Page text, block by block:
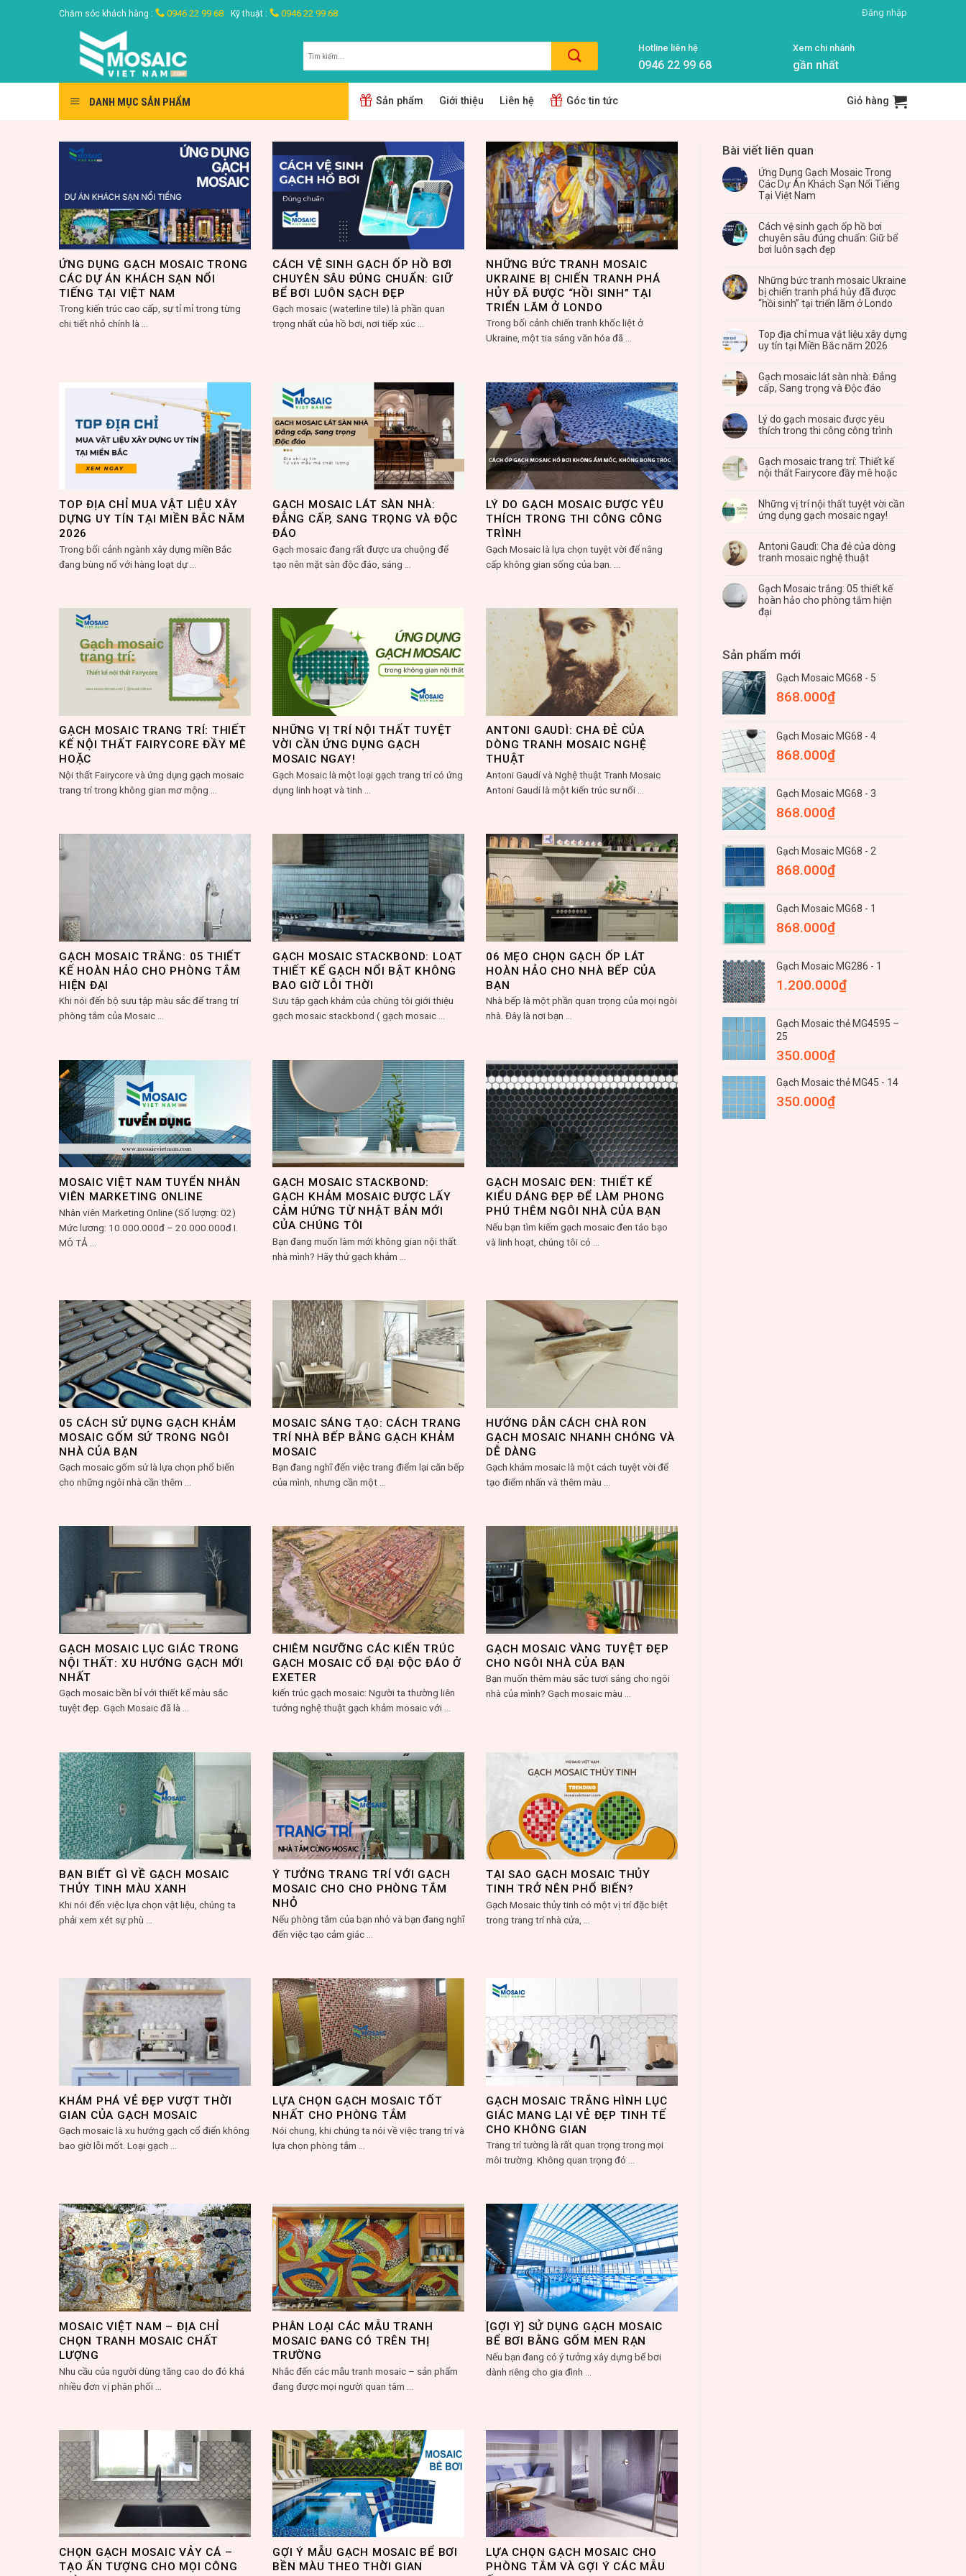
Chăm sóc khách hàng : 0946 22 99 68 Kỹ thuật : 0946 22 99 68 Đăng nhập
Hotline liên hệ
0946 22 99 68
Xem chi nhánh
gần nhất
DANH MỤC SẢN PHẨM Sản phẩm Giới thiệu Liên hệ Góc tin tức Giỏ hàng
ỨNG DỤNG GẠCH MOSAIC TRONG
CÁC DỰ ÁN KHÁCH SẠN NỔI
TIẾNG TẠI VIỆT NAM
Trong kiến trúc cao cấp, sự tỉ mỉ trong từng
chi tiết nhỏ chính là ...
CÁCH VỆ SINH GẠCH ỐP HỒ BƠI
CHUYÊN SÂU ĐÚNG CHUẨN: GIỮ
BỂ BƠI LUÔN SẠCH ĐẸP
Gạch mosaic (waterline tile) là phần quan
trọng nhất của hồ bơi, nơi tiếp xúc ...
NHỮNG BỨC TRANH MOSAIC
UKRAINE BỊ CHIẾN TRANH PHÁ
HỦY ĐÃ ĐƯỢC “HỒI SINH” TẠI
TRIỂN LÃM Ở LONDO
Trong bối cảnh chiến tranh khốc liệt ở
Ukraine, một tia sáng văn hóa đã ...
TOP ĐỊA CHỈ MUA VẬT LIỆU XÂY
DỰNG UY TÍN TẠI MIỀN BẮC NĂM
2026
Trong bối cảnh ngành xây dựng miền Bắc
đang bùng nổ với hàng loạt dự ...
GẠCH MOSAIC LÁT SÀN NHÀ:
ĐẲNG CẤP, SANG TRỌNG VÀ ĐỘC
ĐÁO
Gạch mosaic đang rất được ưa chuộng để
tạo nên mặt sàn độc đáo, sáng ...
LÝ DO GẠCH MOSAIC ĐƯỢC YÊU
THÍCH TRONG THI CÔNG CÔNG
TRÌNH
Gạch Mosaic là lựa chọn tuyệt vời để nâng
cấp không gian sống của bạn. ...
GẠCH MOSAIC TRANG TRÍ: THIẾT
KẾ NỘI THẤT FAIRYCORE ĐẦY MÊ
HOẶC
Nội thất Fairycore và ứng dụng gạch mosaic
trang trí trong không gian mơ mộng ...
NHỮNG VỊ TRÍ NỘI THẤT TUYỆT
VỜI CẦN ỨNG DỤNG GẠCH
MOSAIC NGAY!
Gạch Mosaic là một loại gạch trang trí có ứng
dụng linh hoạt và tinh ...
ANTONI GAUDÌ: CHA ĐẺ CỦA
DÒNG TRANH MOSAIC NGHỆ
THUẬT
Antoni Gaudí và Nghệ thuật Tranh Mosaic
Antoni Gaudí là một kiến trúc sư nổi ...
GẠCH MOSAIC TRẮNG: 05 THIẾT
KẾ HOÀN HẢO CHO PHÒNG TẮM
HIỆN ĐẠI
Khi nói đến bộ sưu tập màu sắc để trang trí
phòng tắm của Mosaic ...
GẠCH MOSAIC STACKBOND: LOẠT
THIẾT KẾ GẠCH NỔI BẬT KHÔNG
BAO GIỜ LỖI THỜI
Sưu tập gạch khảm của chúng tôi giới thiệu
gạch mosaic stackbond ( gạch mosaic ...
06 MẸO CHỌN GẠCH ỐP LÁT
HOÀN HẢO CHO NHÀ BẾP CỦA
BẠN
Nhà bếp là một phần quan trọng của mọi ngôi
nhà. Đây là nơi bạn ...
MOSAIC VIỆT NAM TUYỂN NHÂN
VIÊN MARKETING ONLINE
Nhân viên Marketing Online (Số lượng: 02)
Mức lương: 10.000.000đ – 20.000.000đ I.
MÔ TẢ ...
GẠCH MOSAIC STACKBOND:
GẠCH KHẢM MOSAIC ĐƯỢC LẤY
CẢM HỨNG TỪ NHẬT BẢN MỚI
CỦA CHÚNG TÔI
Bạn đang muốn làm mới không gian nội thất
nhà mình? Hãy thử gạch khảm ...
GẠCH MOSAIC ĐEN: THIẾT KẾ
KIỂU DÁNG ĐẸP ĐỂ LÀM PHONG
PHÚ THÊM NGÔI NHÀ CỦA BẠN
Nếu bạn tìm kiếm gạch mosaic đen táo bạo
và linh hoạt, chúng tôi có ...
05 CÁCH SỬ DỤNG GẠCH KHẢM
MOSAIC GỐM SỨ TRONG NGÔI
NHÀ CỦA BẠN
Gạch mosaic gốm sứ là lựa chọn phổ biến
cho những ngôi nhà cần thêm ...
MOSAIC SÁNG TẠO: CÁCH TRANG
TRÍ NHÀ BẾP BẰNG GẠCH KHẢM
MOSAIC
Bạn đang nghĩ đến việc trang điểm lại căn bếp
của mình, nhưng cần một ...
HƯỚNG DẪN CÁCH CHÀ RON
GẠCH MOSAIC NHANH CHÓNG VÀ
DỄ DÀNG
Gạch khảm mosaic là một cách tuyệt vời để
tạo điểm nhấn và thêm màu ...
GẠCH MOSAIC LỤC GIÁC TRONG
NỘI THẤT: XU HƯỚNG GẠCH MỚI
NHẤT
Gạch mosaic bền bỉ với thiết kế màu sắc
tuyệt đẹp. Gạch Mosaic đã là ...
CHIÊM NGƯỠNG CÁC KIẾN TRÚC
GẠCH MOSAIC CỔ ĐẠI ĐỘC ĐÁO Ở
EXETER
kiến trúc gạch mosaic: Người ta thường liên
tưởng nghệ thuật gạch khảm mosaic với ...
GẠCH MOSAIC VÀNG TUYỆT ĐẸP
CHO NGÔI NHÀ CỦA BẠN
Bạn muốn thêm màu sắc tươi sáng cho ngôi
nhà của mình? Gạch mosaic màu ...
BẠN BIẾT GÌ VỀ GẠCH MOSAIC
THỦY TINH MÀU XANH
Khi nói đến việc lựa chọn vật liệu, chúng ta
phải xem xét sự phù ...
Ý TƯỞNG TRANG TRÍ VỚI GẠCH
MOSAIC CHO CHO PHÒNG TẮM
NHỎ
Nếu phòng tắm của bạn nhỏ và bạn đang nghĩ
đến việc tạo cảm giác ...
TẠI SAO GẠCH MOSAIC THỦY
TINH TRỞ NÊN PHỔ BIẾN?
Gạch Mosaic thủy tinh có một vị trí đặc biệt
trong trang trí nhà cửa, ...
KHÁM PHÁ VẺ ĐẸP VƯỢT THỜI
GIAN CỦA GẠCH MOSAIC
Gạch mosaic là xu hướng gạch cổ điển không
bao giờ lỗi mốt. Loại gạch ...
LỰA CHỌN GẠCH MOSAIC TỐT
NHẤT CHO PHÒNG TẮM
Nói chung, khi chúng ta nói về việc trang trí và
lựa chọn phòng tắm ...
GẠCH MOSAIC TRẮNG HÌNH LỤC
GIÁC MANG LẠI VẺ ĐẸP TINH TẾ
CHO KHÔNG GIAN
Trang trí tường là rất quan trọng trong mọi
môi trường. Không quan trọng đó ...
MOSAIC VIỆT NAM – ĐỊA CHỈ
CHỌN TRANH MOSAIC CHẤT
LƯỢNG
Nhu cầu của người dùng tăng cao do đó khá
nhiều đơn vị phân phối ...
PHÂN LOẠI CÁC MẪU TRANH
MOSAIC ĐANG CÓ TRÊN THỊ
TRƯỜNG
Nhắc đến các mẫu tranh mosaic – sản phẩm
đang được mọi người quan tâm ...
[GỢI Ý] SỬ DỤNG GẠCH MOSAIC
BỂ BƠI BẰNG GỐM MEN RẠN
Nếu bạn đang có ý tưởng xây dựng bể bơi
dành riêng cho gia đình ...
CHỌN GẠCH MOSAIC VẢY CÁ –
TẠO ẤN TƯỢNG CHO MỌI CÔNG
GỢI Ý MẪU GẠCH MOSAIC BỂ BƠI
BỀN MÀU THEO THỜI GIAN
LỰA CHỌN GẠCH MOSAIC CHO
PHÒNG TẮM VÀ GỢI Ý CÁC MẪU
Bài viết liên quan
Ứng Dụng Gạch Mosaic Trong
Các Dự Án Khách Sạn Nổi Tiếng
Tại Việt Nam
Cách vệ sinh gạch ốp hồ bơi
chuyên sâu đúng chuẩn: Giữ bể
bơi luôn sạch đẹp
Những bức tranh mosaic Ukraine
bị chiến tranh phá hủy đã được
“hồi sinh” tại triển lãm ở Londo
Top địa chỉ mua vật liệu xây dựng
uy tín tại Miền Bắc năm 2026
Gạch mosaic lát sàn nhà: Đẳng
cấp, Sang trọng và Độc đáo
Lý do gạch mosaic được yêu
thích trong thi công công trình
Gạch mosaic trang trí: Thiết kế
nội thất Fairycore đầy mê hoặc
Những vị trí nội thất tuyệt vời cần
ứng dụng gạch mosaic ngay!
Antoni Gaudì: Cha đẻ của dòng
tranh mosaic nghệ thuật
Gạch Mosaic trắng: 05 thiết kế
hoàn hảo cho phòng tắm hiện
đại
Sản phẩm mới
Gạch Mosaic MG68 - 5
868.000₫
Gạch Mosaic MG68 - 4
868.000₫
Gạch Mosaic MG68 - 3
868.000₫
Gạch Mosaic MG68 - 2
868.000₫
Gạch Mosaic MG68 - 1
868.000₫
Gạch Mosaic MG286 - 1
1.200.000₫
Gạch Mosaic thẻ MG4595 –
25
350.000₫
Gạch Mosaic thẻ MG45 - 14
350.000₫